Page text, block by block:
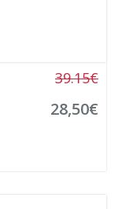
39.15€
28,50€